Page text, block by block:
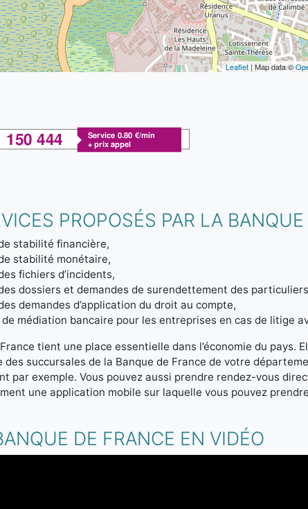
Leaflet| Map data ©
PROPOSÉS PAR LA
stabilité financière,
stabilité monétaire,
fichiers d’incidents,
dossiers et demandes de surendettement des
demandes d’application du droit au compte,
de médiation bancaire pour les entreprises en cas de litige
tient une place essentielle dans l’économie du
des succursales de la Banque de France de votre
par exemple. Vous pouvez aussi prendre rendez-vous
une application mobile sur laquelle vous pouvez
DE FRANCE EN VIDÉO